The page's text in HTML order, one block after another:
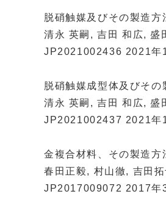
脱硝触媒及びその製造方
清永 英嗣, 吉田 和広, 盛
JP2021002436 2021年
脱硝触媒成型体及びその
清永 英嗣, 吉田 和広, 盛
JP2021002437 2021年
金複合材料、その製造方
春田正毅, 村山徹, 吉田拓
JP2017009072 2017年